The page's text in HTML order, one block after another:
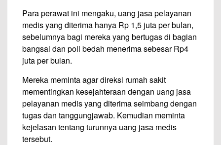
Para perawat ini mengaku, uang jasa pelayanan
medis yang diterima hanya Rp 1,5 juta per bulan,
sebelumnya bagi mereka yang bertugas di bagian
bangsal dan poli bedah menerima sebesar Rp4
juta per bulan.
Mereka meminta agar direksi rumah sakit
mementingkan kesejahteraan dengan uang jasa
pelayanan medis yang diterima seimbang dengan
tugas dan tanggungjawab. Kemudian meminta
kejelasan tentang turunnya uang jasa medis
tersebut.